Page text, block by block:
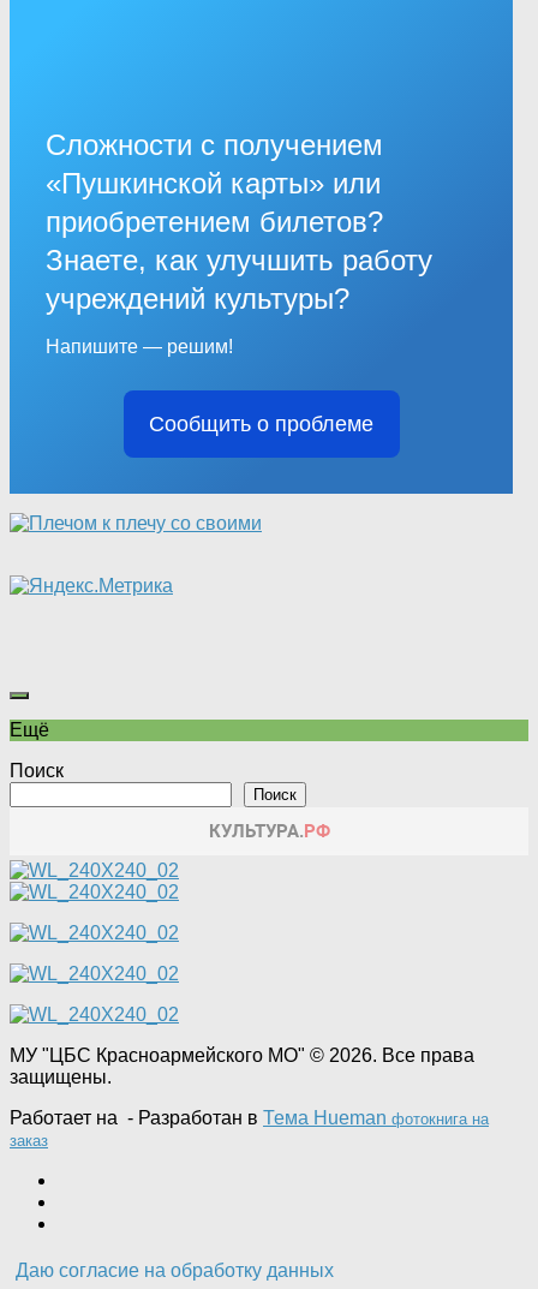
Сложности с получением
«Пушкинской карты» или
приобретением билетов?
Знаете, как улучшить работу
учреждений культуры?
Напишите — решим!
Сообщить о проблеме
Ещё
Поиск
Поиск
МУ "ЦБС Красноармейского МО" © 2026. Все права
защищены.
Работает на - Разработан в Тема Hueman фотокнига на
заказ
Даю согласие на обработку данных